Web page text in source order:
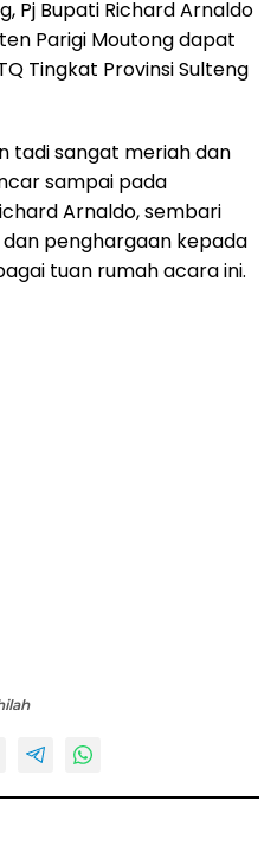
Pj Bupati Richard Arnaldo
Parigi Moutong dapat
Tingkat Provinsi Sulteng
tadi sangat meriah dan
sampai pada
Arnaldo, sembari
penghargaan kepada
tuan rumah acara ini.